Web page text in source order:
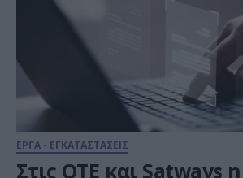
ΕΡΓΑ - ΕΓΚΑΤΑΣΤΑΣΕΙΣ
Στις ΟΤΕ και Satways η